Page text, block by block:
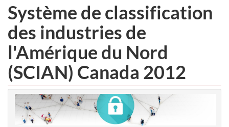
Système de classification
des industries de
l'Amérique du Nord
(SCIAN) Canada 2012